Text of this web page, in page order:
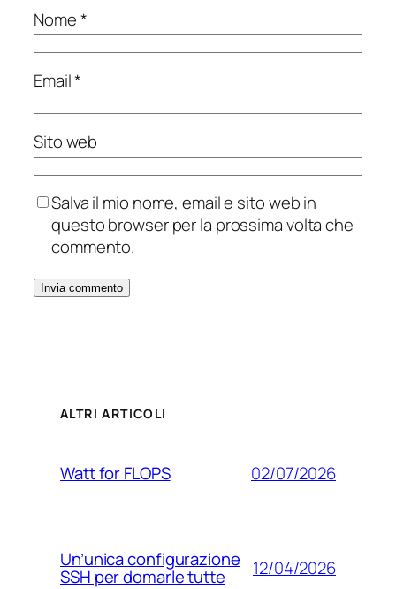
Nome*
Email*
Sito web
Salva il mio nome, email e sito web in
questo browser per la prossima volta che
commento.
ALTRI ARTICOLI
Watt for FLOPS 02/07/2026
Un’unica configurazione
SSH per domarle tutte 12/04/2026